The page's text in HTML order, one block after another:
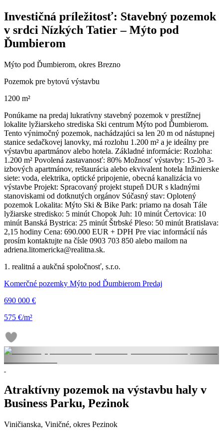
Investičná príležitosť: Stavebný pozemok
v srdci Nízkých Tatier – Mýto pod
Ďumbierom
Mýto pod Ďumbierom, okres Brezno
Pozemok pre bytovú výstavbu
1200 m²
Ponúkame na predaj lukratívny stavebný pozemok v prestížnej
lokalite lyžiarskeho strediska Ski centrum Mýto pod Ďumbierom.
Tento výnimočný pozemok, nachádzajúci sa len 20 m od nástupnej
stanice sedačkovej lanovky, má rozlohu 1.200 m² a je ideálny pre
výstavbu apartmánov alebo hotela. Základné informácie: Rozloha:
1.200 m² Povolená zastavanosť: 80% Možnosť výstavby: 15-20 3-
izbových apartmánov, reštaurácia alebo ekvivalent hotela Inžinierske
siete: voda, elektrika, optické pripojenie, obecná kanalizácia vo
výstavbe Projekt: Spracovaný projekt stupeň DUR s kladnými
stanoviskami od dotknutých orgánov Súčasný stav: Oplotený
pozemok Lokalita: Mýto Ski & Bike Park: priamo na dosah Tále
lyžiarske stredisko: 5 minút Chopok Juh: 10 minút Čertovica: 10
minút Banská Bystrica: 25 minút Štrbské Pleso: 50 minút Bratislava:
2,15 hodiny Cena: 690.000 EUR + DPH Pre viac informácií nás
prosím kontaktujte na čísle 0903 703 850 alebo mailom na
adriena.litomericka@realitna.sk.
1. realitná a aukčná spoločnosť, s.r.o.
Komerčné pozemky Mýto pod Ďumbierom Predaj
690 000 €
575 €/m²
Atraktívny pozemok na výstavbu haly v
Business Parku, Pezinok
Viničianska, Viničné, okres Pezinok